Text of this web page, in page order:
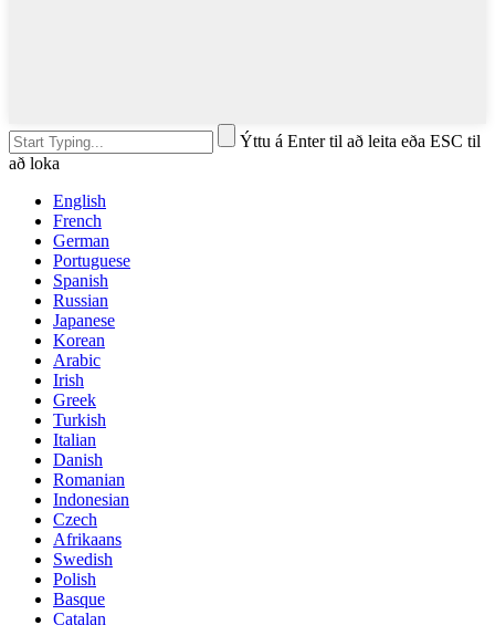
Ýttu á Enter til að leita eða ESC til
að loka
English
French
German
Portuguese
Spanish
Russian
Japanese
Korean
Arabic
Irish
Greek
Turkish
Italian
Danish
Romanian
Indonesian
Czech
Afrikaans
Swedish
Polish
Basque
Catalan